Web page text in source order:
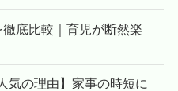
底比較｜育児が断然楽
気の理由】家事の時短に